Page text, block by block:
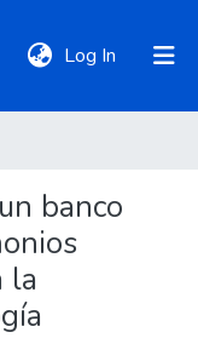
Log In (current)
banco
la